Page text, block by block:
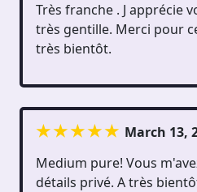
Très franche . J apprécie
très gentille. Merci pour
très bientôt.
March 13,
Medium pure! Vous
détails privé. A très